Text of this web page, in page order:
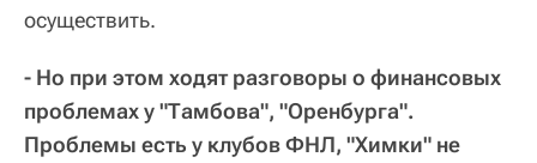
осуществить.
- Но при этом ходят разговоры о финансовых
проблемах у "Тамбова", "Оренбурга".
Проблемы есть у клубов ФНЛ, "Химки" не